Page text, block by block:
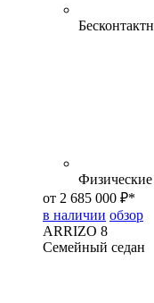
от 2 685 000 ₽*
в наличии обзор
ARRIZO 8
Семейный седан